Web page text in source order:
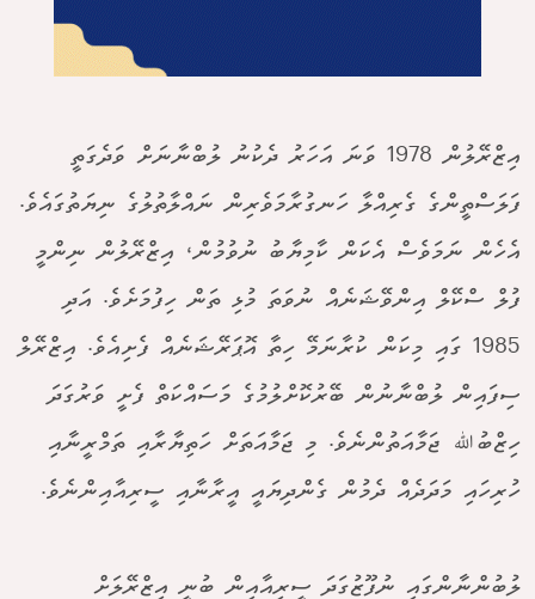
އިޒްރޭލުން 1978 ވަނަ އަހަރު ދެކުނު ލުބްނާނަށް ވަދެގަތީ
ފަލަސްތީންގެ ގެރިއްލާ ހަނގުރާމަވެރިން ނައްލާތުލުގެ ނިޔަތުގައެވެ.
އެހެން ނަމަވެސް އެކަން ކާމިޔާބު ނުވުމުން، އިޒްރޭލުން ނިންމީ
ފުލް ސްކޭލް އިންވޭޝަނެއް ނުވަތަ މުޅި ތަން ހިފުމަށެވެ. އަދި
1985 ގައި މިކަން ކުރާނަމޭ ހިތާ އޮޕަރޭޝަނެއް ފެށިއެވެ. އިޒްރޭލް
ސިފައިން ލުބްނާނުން ބޭރުކޮށްލުމުގެ މަސައްކަތް ފެށީ ވަރުގަދަ
ހިޒްބުﷲ ޖަމާއަތުންނެވެ. މި ޖަމާއަތަށް ހަތިޔާރާއި ތަމްރީނާއި
ހުރިހައި މަދަދެއް ދެމުން ގެންދިޔައީ އީރާނާއި ސީރިއާއިންނެވެ.
ލުބުންނާންގައި ނުފޫޒުގަދަ ސީރިއާއިން ބުނީ އިޒްރޭލަށް